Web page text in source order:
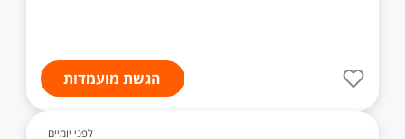
הגשת מועמדות
לפני יומיים